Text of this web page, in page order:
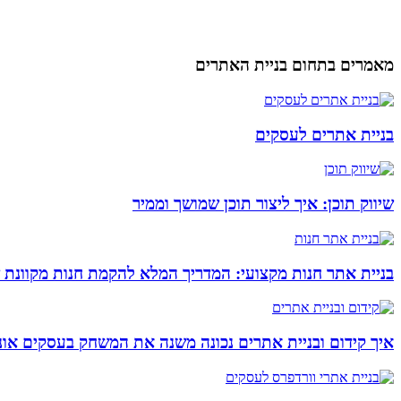
מאמרים בתחום בניית האתרים
בניית אתרים לעסקים
שיווק תוכן: איך ליצור תוכן שמושך וממיר
בניית אתר חנות מקצועי: המדריך המלא להקמת חנות
איך קידום ובניית אתרים נכונה משנה את המשחק בעסקים